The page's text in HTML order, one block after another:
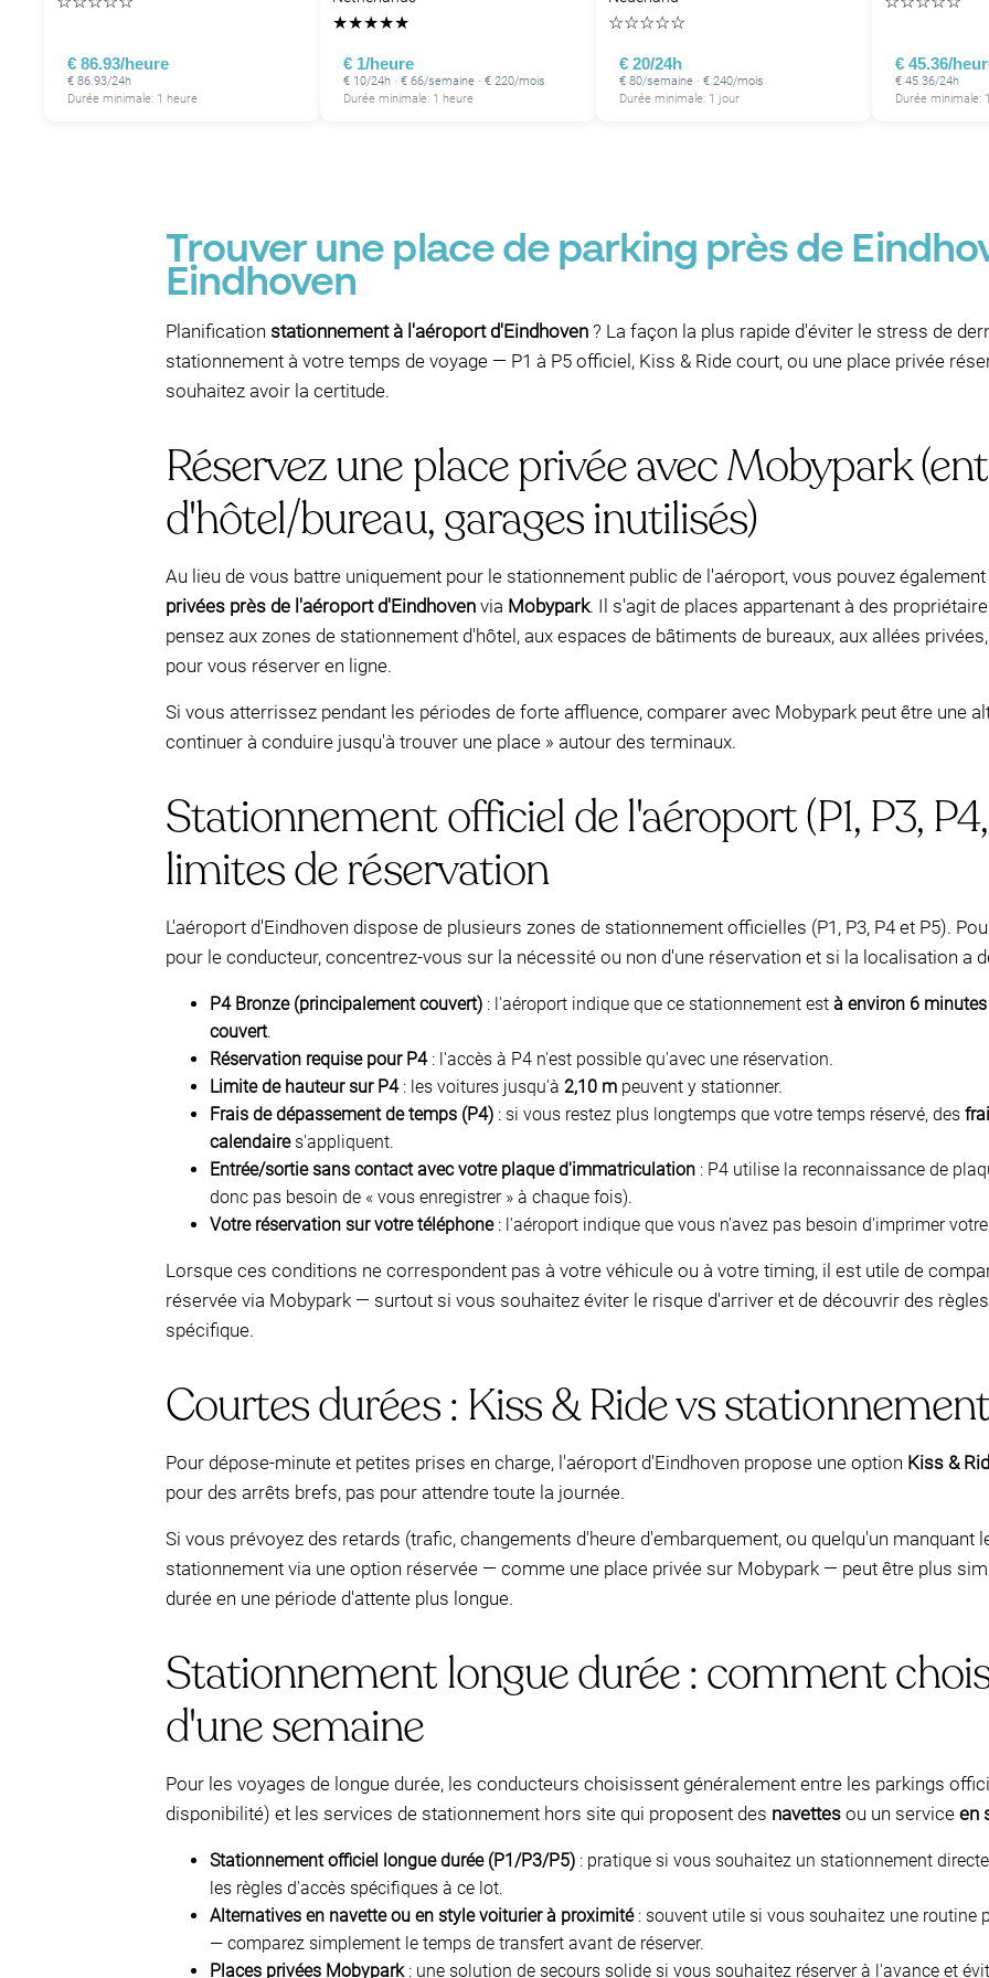
€ 86.93/heure
€ 86.93/24h
Durée minimale: 1 heure
★★★★★
€ 1/heure
€ 10/24h · € 66/semaine · € 220/mois
Durée minimale: 1 heure
☆☆☆☆☆
€ 20/24h
€ 80/semaine · € 240/mois
Durée minimale: 1 jour
€ 45.36/
€ 45.36/24h
Durée minimale:
Trouver une place de parking près de
Eindhoven
Planification stationnement à l'aéroport d'Eindhoven ? La façon la plus rapide d'éviter le stress de
stationnement à votre temps de voyage — P1 à P5 officiel, Kiss & Ride court, ou une place privée
souhaitez avoir la certitude.
Réservez une place privée avec Mobypark
d'hôtel/bureau, garages inutilisés)
Au lieu de vous battre uniquement pour le stationnement public de l'aéroport, vous pouvez
privées près de l'aéroport d'Eindhoven via Mobypark. Il s'agit de places appartenant à des
pensez aux zones de stationnement d'hôtel, aux espaces de bâtiments de bureaux, aux allées
pour vous réserver en ligne.
Si vous atterrissez pendant les périodes de forte affluence, comparer avec Mobypark peut être une
continuer à conduire jusqu'à trouver une place » autour des terminaux.
Stationnement officiel de l'aéroport (P1, P3,
limites de réservation
L'aéroport d'Eindhoven dispose de plusieurs zones de stationnement officielles (P1, P3, P4 et P5).
pour le conducteur, concentrez-vous sur la nécessité ou non d'une réservation et si la localisation a
P4 Bronze (principalement couvert) : l'aéroport indique que ce stationnement est à environ 6
couvert.
Réservation requise pour P4: l'accès à P4 n'est possible qu'avec une réservation.
Limite de hauteur sur P4: les voitures jusqu'à 2,10 m peuvent y stationner.
Frais de dépassement de temps (P4) : si vous restez plus longtemps que votre temps réservé, des
calendaires'appliquent.
Entrée/sortie sans contact avec votre plaque d'immatriculation : P4 utilise la reconnaissance de
donc pas besoin de « vous enregistrer » à chaque fois).
Votre réservation sur votre téléphone: l'aéroport indique que vous n'avez pas besoin d'imprimer
Lorsque ces conditions ne correspondent pas à votre véhicule ou à votre timing, il est utile de
réservée via Mobypark — surtout si vous souhaitez éviter le risque d'arriver et de découvrir des
spécifique.
Courtes durées : Kiss & Ride vs
Pour dépose-minute et petites prises en charge, l'aéroport d'Eindhoven propose une option Kiss &
pour des arrêts brefs, pas pour attendre toute la journée.
Si vous prévoyez des retards (trafic, changements d'heure d'embarquement, ou quelqu'un manquant
stationnement via une option réservée — comme une place privée sur Mobypark — peut être plus
durée en une période d'attente plus longue.
Stationnement longue durée : comment
d'une semaine
Pour les voyages de longue durée, les conducteurs choisissent généralement entre les parkings
disponibilité) et les services de stationnement hors site qui proposent des navettes ou un service en
Stationnement officiel longue durée (P1/P3/P5) : pratique si vous souhaitez un stationnement
les règles d'accès spécifiques à ce lot.
Alternatives en navette ou en style voiturier à proximité: souvent utile si vous souhaitez une routine
— comparez simplement le temps de transfert avant de réserver.
Places privées Mobypark: une solution de secours solide si vous souhaitez réserver à l'avance et